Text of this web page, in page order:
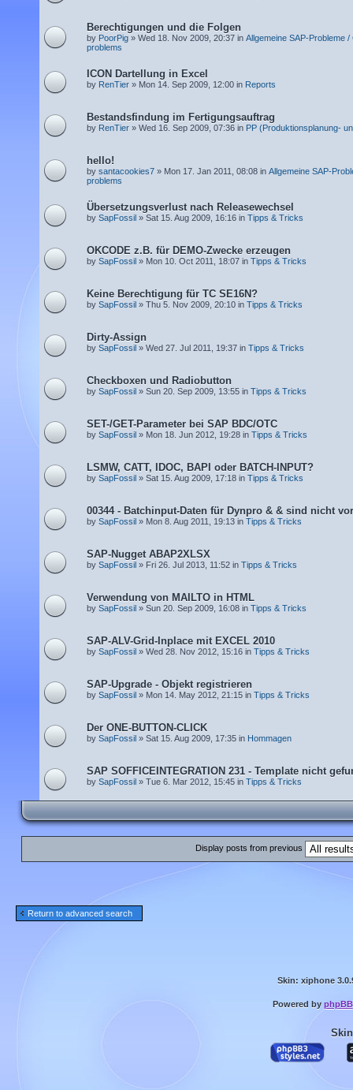
Berechtigungen und die Folgen
by PoorPig » Wed 18. Nov 2009, 20:37 in Allgemeine SAP-Probleme
problems
ICON Dartellung in Excel
by RenTier » Mon 14. Sep 2009, 12:00 in Reports
Bestandsfindung im Fertigungsauftrag
by RenTier » Wed 16. Sep 2009, 07:36 in PP (Produktionsplanung-
hello!
by santacookies7 » Mon 17. Jan 2011, 08:08 in Allgemeine SAP-
problems
Übersetzungsverlust nach Releasewechsel
by SapFossil » Sat 15. Aug 2009, 16:16 in Tipps & Tricks
OKCODE z.B. für DEMO-Zwecke erzeugen
by SapFossil » Mon 10. Oct 2011, 18:07 in Tipps & Tricks
Keine Berechtigung für TC SE16N?
by SapFossil » Thu 5. Nov 2009, 20:10 in Tipps & Tricks
Dirty-Assign
by SapFossil » Wed 27. Jul 2011, 19:37 in Tipps & Tricks
Checkboxen und Radiobutton
by SapFossil » Sun 20. Sep 2009, 13:55 in Tipps & Tricks
SET-/GET-Parameter bei SAP BDC/OTC
by SapFossil » Mon 18. Jun 2012, 19:28 in Tipps & Tricks
LSMW, CATT, IDOC, BAPI oder BATCH-INPUT?
by SapFossil » Sat 15. Aug 2009, 17:18 in Tipps & Tricks
00344 - Batchinput-Daten für Dynpro & & sind nicht
by SapFossil » Mon 8. Aug 2011, 19:13 in Tipps & Tricks
SAP-Nugget ABAP2XLSX
by SapFossil » Fri 26. Jul 2013, 11:52 in Tipps & Tricks
Verwendung von MAILTO in HTML
by SapFossil » Sun 20. Sep 2009, 16:08 in Tipps & Tricks
SAP-ALV-Grid-Inplace mit EXCEL 2010
by SapFossil » Wed 28. Nov 2012, 15:16 in Tipps & Tricks
SAP-Upgrade - Objekt registrieren
by SapFossil » Mon 14. May 2012, 21:15 in Tipps & Tricks
Der ONE-BUTTON-CLICK
by SapFossil » Sat 15. Aug 2009, 17:35 in Hommagen
SAP SOFFICEINTEGRATION 231 - Template nicht
by SapFossil » Tue 6. Mar 2012, 15:45 in Tipps & Tricks
Display posts from previous
Return to advanced search
Skin: xiphone
Powered by phpBB